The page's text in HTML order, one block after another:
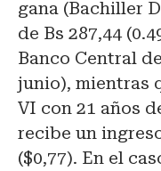
gana (Bachiller
de Bs 287,44
Banco Central
junio), mientras
VI con 21 años
recibe un
($0,77). En el